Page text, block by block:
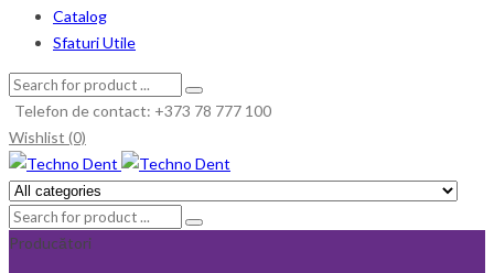
Catalog
Sfaturi Utile
Telefon de contact: +373 78 777 100
Wishlist (0)
Producători